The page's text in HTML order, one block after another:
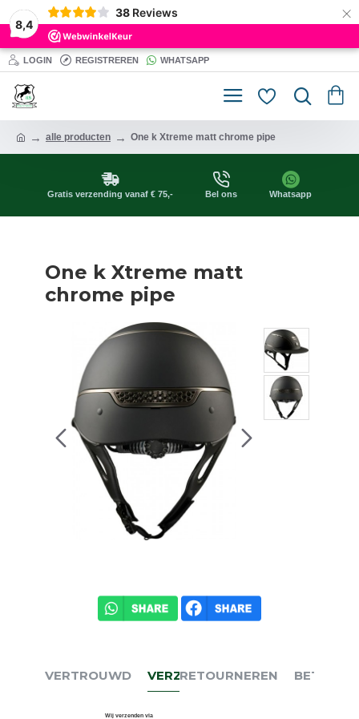
8,4
38 Reviews ×
LOGIN REGISTREREN WHATSAPP
alle producten One k Xtreme matt chrome pipe
Gratis verzending vanaf € 75,- Bel ons Whatsapp
One k Xtreme matt
chrome pipe
VERTROUWD VERZENDEN
Wij verzenden via
RETOURNEREN BETALEN